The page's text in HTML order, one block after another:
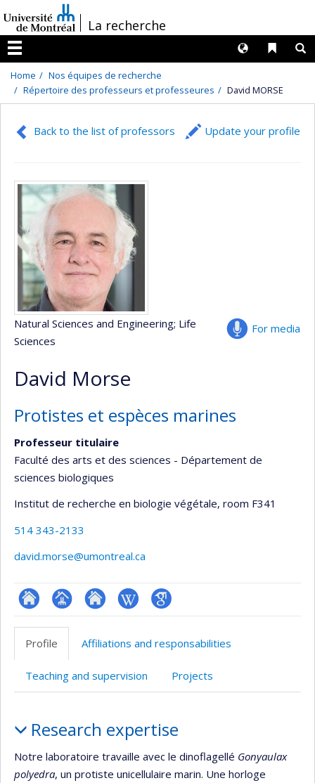
au
contenu
/La recherche
Menu
Liens
Langues
Home
Nos équipes de recherche
Répertoire des professeurs et professeures
David MORSE
Back to the list of professors Update your profile
For media
Natural Sciences and Engineering; Life
Sciences
David Morse
Protistes et espèces marines
Professeur titulaire
Faculté des arts et des sciences - Département de
sciences biologiques
Institut de recherche en biologie végétale, room F341
514 343-2133
david.morse@umontreal.ca
ResearchGate
Page
professionnelle
(faculté,département,école)
Site
web
l’unité
de
Wiki
Google
Profile Affiliations and responsabilities
Teaching and supervision Projects
Research expertise
Notre laboratoire travaille avec le dinoflagellé Gonyaulax
polyedra, un protiste unicellulaire marin. Une horloge